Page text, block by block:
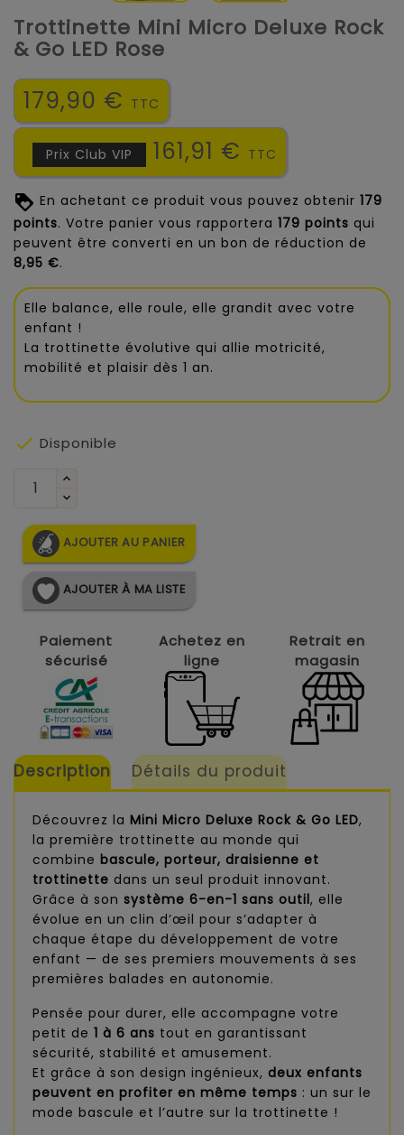
Trottinette Mini Micro Deluxe Rock
& Go LED Rose
179,90 € TTC
Prix Club VIP 161,91 € TTC
En achetant ce produit vous pouvez obtenir 179
points. Votre panier vous rapportera 179 points qui
peuvent être converti en un bon de réduction de
8,95 €.
Elle balance, elle roule, elle grandit avec votre
enfant !
La trottinette évolutive qui allie motricité,
mobilité et plaisir dès 1 an.
 Disponible
AJOUTER AU PANIER
AJOUTER À MA LISTE
Paiement
sécurisé
Achetez en
ligne
Retrait en
magasin
Description Détails du produit
Découvrez la Mini Micro Deluxe Rock & Go LED,
la première trottinette au monde qui
combine bascule, porteur, draisienne et
trottinette dans un seul produit innovant.
Grâce à son système 6-en-1 sans outil, elle
évolue en un clin d’œil pour s’adapter à
chaque étape du développement de votre
enfant — de ses premiers mouvements à ses
premières balades en autonomie.
Pensée pour durer, elle accompagne votre
petit de 1 à 6 ans tout en garantissant
sécurité, stabilité et amusement.
Et grâce à son design ingénieux, deux enfants
peuvent en profiter en même temps : un sur le
mode bascule et l’autre sur la trottinette !